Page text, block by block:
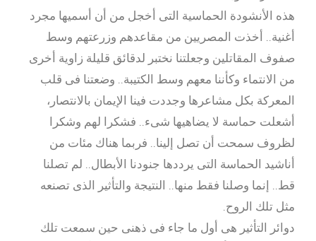
هذه الأنشودة الحماسية التى أخجل من أن أسميها مجرد
أغنية.. أخذت المصريين من مقاعدهم وزرعتهم وسط
صفوف المقاتلين وجعلتنا نختبر لدقائق قليلة زاوية أخرى
من الانتماء وكأننا معهم وسط الكتيبة.. وضعتنا فى قلب
المعركة بكل مشاعرها وجددت فينا الإيمان بالانتصار،
أشعلت حماسة لا يضاهيها شىء.. فشكرا لهم وشكرا
لظروف سمحت أن تصل إلينا.. فربما هناك مئات من
أناشيد الحماسة التى يرددها جنودنا الأبطال.. لم تصلنا
قط.. إنما وصلنا فقط منها.. النتيجة والتأثير الذى تصنعه
مثل تلك الروح.
دوائر التأثير هى أول ما جاء فى ذهنى حين سمعت تلك